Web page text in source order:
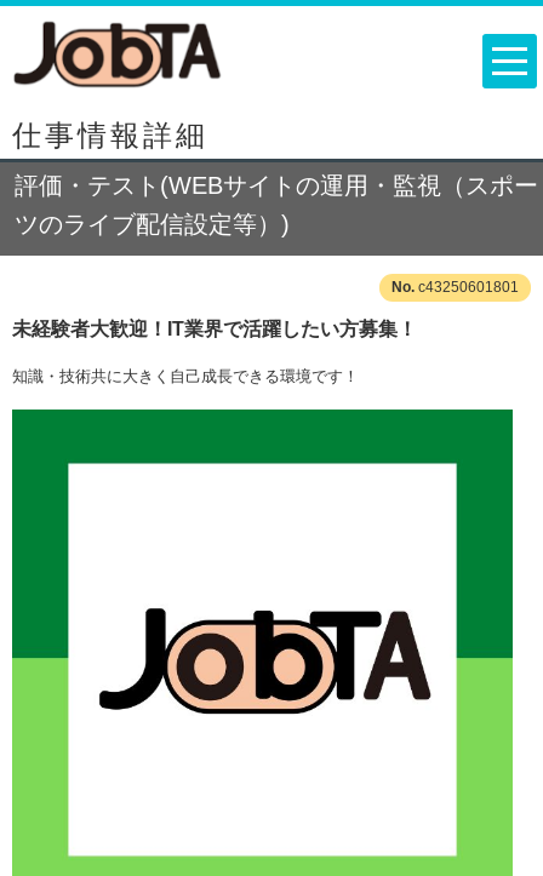
仕事情報詳細
評価・テスト(WEBサイトの運用・監視（スポー
ツのライブ配信設定等）)
c43250601801
未経験者大歓迎！IT業界で活躍したい方募集！
知識・技術共に大きく自己成長できる環境です！